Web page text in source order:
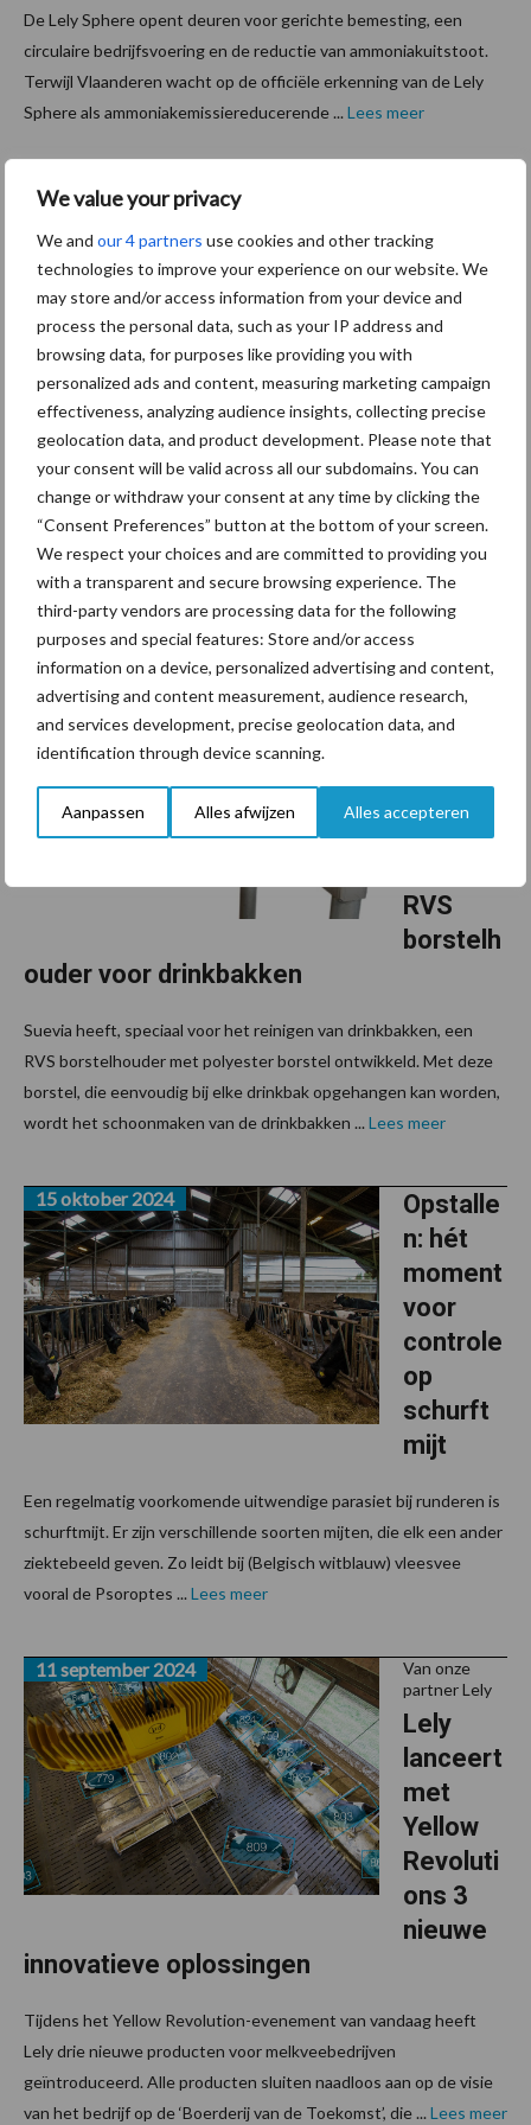
We value your privacy
We and our 4 partners use cookies and other tracking
technologies to improve your experience on our website. We
may store and/or access information from your device and
process the personal data, such as your IP address and
browsing data, for purposes like providing you with
personalized ads and content, measuring marketing campaign
effectiveness, analyzing audience insights, collecting precise
geolocation data, and product development. Please note that
your consent will be valid across all our subdomains. You can
change or withdraw your consent at any time by clicking the
“Consent Preferences” button at the bottom of your screen.
We respect your choices and are committed to providing you
with a transparent and secure browsing experience. The
third-party vendors are processing data for the following
purposes and special features: Store and/or access
information on a device, personalized advertising and content,
advertising and content measurement, audience research,
and services development, precise geolocation data, and
identification through device scanning.
Aanpassen Alles afwijzen Alles accepteren
De Lely Sphere opent deuren voor gerichte bemesting, een
circulaire bedrijfsvoering en de reductie van ammoniakuitstoot.
Terwijl Vlaanderen wacht op de officiële erkenning van de Lely
Sphere als ammoniakemissiereducerende ... Lees meer
investeri
ng in
goed
ligcomf
ort
betaalt
zich
altijd terug”
24 oktober 2024
Melkveehouder Rudolf Feitsma uit het Groningse Oldehove
zorgt ervoor dat zijn dieren niets tekort komen. Dat is ook terug
te zien in de huisvesting. Van de jongste kalveren tot de
melkgevende en droogstaande koeien, op elk deel ...Lees meer
Verbete
rde
en
werkge
RVS
borstelh
ouder voor drinkbakken
23 oktober 2024
Suevia heeft, speciaal voor het reinigen van drinkbakken, een
RVS borstelhouder met polyester borstel ontwikkeld. Met deze
borstel, die eenvoudig bij elke drinkbak opgehangen kan worden,
wordt het schoonmaken van de drinkbakken ... Lees meer
Opstalle
n: hét
moment
voor
controle
op
schurft
mijt
15 oktober 2024
Een regelmatig voorkomende uitwendige parasiet bij runderen is
schurftmijt. Er zijn verschillende soorten mijten, die elk een ander
ziektebeeld geven. Zo leidt bij (Belgisch witblauw) vleesvee
vooral de Psoroptes ... Lees meer
Van onze
partner Lely
Lely
lanceert
met
Yellow
Revoluti
ons 3
nieuwe
innovatieve oplossingen
11 september 2024
Tijdens het Yellow Revolution-evenement van vandaag heeft
Lely drie nieuwe producten voor melkveebedrijven
geïntroduceerd. Alle producten sluiten naadloos aan op de visie
van het bedrijf op de ‘Boerderij van de Toekomst’, die ... Lees meer